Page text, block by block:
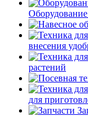
внесения
растений
для